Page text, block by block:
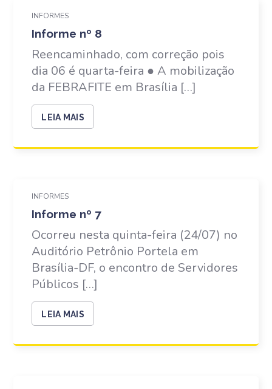
INFORMES
Informe nº 8
Reencaminhado, com correção pois
dia 06 é quarta-feira ● A mobilização
da FEBRAFITE em Brasília […]
LEIA MAIS
INFORMES
Informe nº 7
Ocorreu nesta quinta-feira (24/07) no
Auditório Petrônio Portela em
Brasília-DF, o encontro de Servidores
Públicos […]
LEIA MAIS